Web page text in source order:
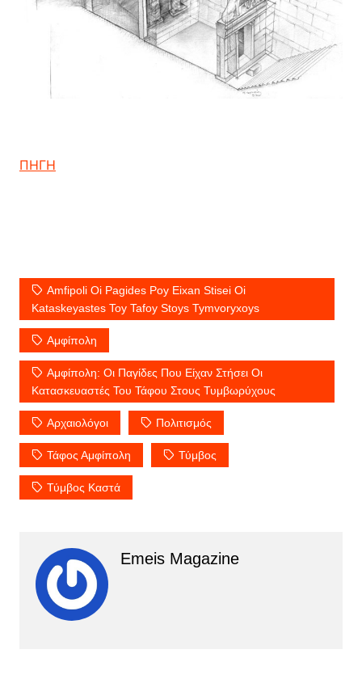
ΠΗΓΗ
Amfipoli Oi Pagides Poy Eixan Stisei Oi
Kataskeyastes Toy Tafoy Stoys Tymvoryxoys
Αμφίπολη
Αμφίπολη: Οι Παγίδες Που Είχαν Στήσει Οι
Κατασκευαστές Του Τάφου Στους Τυμβωρύχους
Αρχαιολόγοι Πολιτισμός
Τάφος Αμφίπολη Τύμβος
Τύμβος Καστά
Emeis Magazine